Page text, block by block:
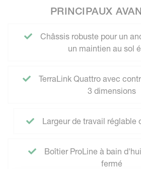
PRINCIPAUX
Châssis robuste pour un
un maintien au sol
TerraLink Quattro avec
3 dimensions
Largeur de travail réglable
Boîtier ProLine à bain
fermé